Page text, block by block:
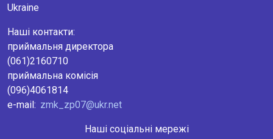
Ukraine
Наші контакти:
приймальня директора
(061)2160710
приймальна комісія
(096)4061814
e-mail: zmk_zp07@ukr.net
Наші соціальні мережі